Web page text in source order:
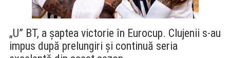
„U” BT, a șaptea victorie în Eurocup. Clujenii s-au
impus după prelungiri și continuă seria